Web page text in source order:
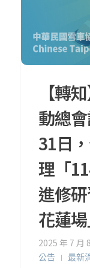
【轉
動總
31日
理「
進修研
花蓮場
2025 年 7 月
公告 最新